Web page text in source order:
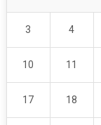
3 4
10 11
17 18